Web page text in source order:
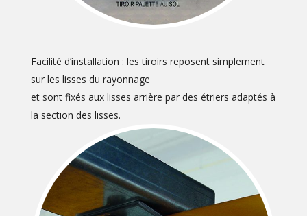
Facilité d’installation : les tiroirs reposent simplement
sur les lisses du rayonnage
et sont fixés aux lisses arrière par des étriers adaptés à
la section des lisses.